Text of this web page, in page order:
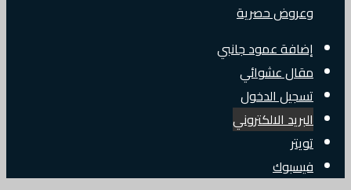
وعروض حصرية
إضافة عمود جانبي
مقال عشوائي
تسجيل الدخول
البريد الالكتروني
تويتر
فيسبوك